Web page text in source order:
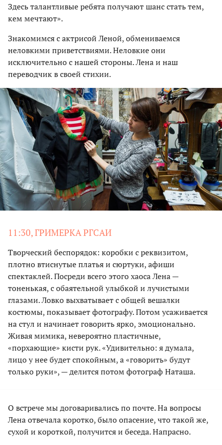
Здесь талантливые ребята получают шанс стать тем,
кем мечтают».
Знакомимся с актрисой Леной, обмениваемся
неловкими приветствиями. Неловкие они
исключительно с нашей стороны. Лена и наш
переводчик в своей стихии.
11:30, ГРИМЕРКА РГСАИ
Творческий беспорядок: коробки с реквизитом,
плотно втиснутые платья и сюртуки, афиши
спектаклей. Посреди всего этого хаоса Лена —
тоненькая, с обаятельной улыбкой и лучистыми
глазами. Ловко выхватывает с общей вешалки
костюмы, показывает фотографу. Потом усаживается
на стул и начинает говорить ярко, эмоционально.
Живая мимика, невероятно пластичные,
«порхающие» кисти рук. «Удивительно: я думала,
лицо у нее будет спокойным, а «говорить» будут
только руки», — делится потом фотограф Наташа.
О встрече мы договаривались по почте. На вопросы
Лена отвечала коротко, было опасение, что такой же,
сухой и короткой, получится и беседа. Напрасно.